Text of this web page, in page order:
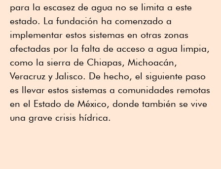
para la escasez de agua no se limita a este
estado. La fundación ha comenzado a
implementar estos sistemas en otras zonas
afectadas por la falta de acceso a agua limpia,
como la sierra de Chiapas, Michoacán,
Veracruz y Jalisco. De hecho, el siguiente paso
es llevar estos sistemas a comunidades remotas
en el Estado de México, donde también se vive
una grave crisis hídrica.